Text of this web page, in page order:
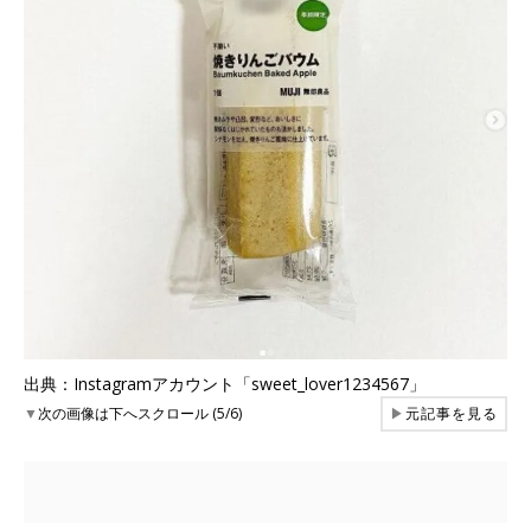
出典：Instagramアカウント「sweet_lover1234567」
▼次の画像は下へスクロール (5/6) ▶元記事を見る